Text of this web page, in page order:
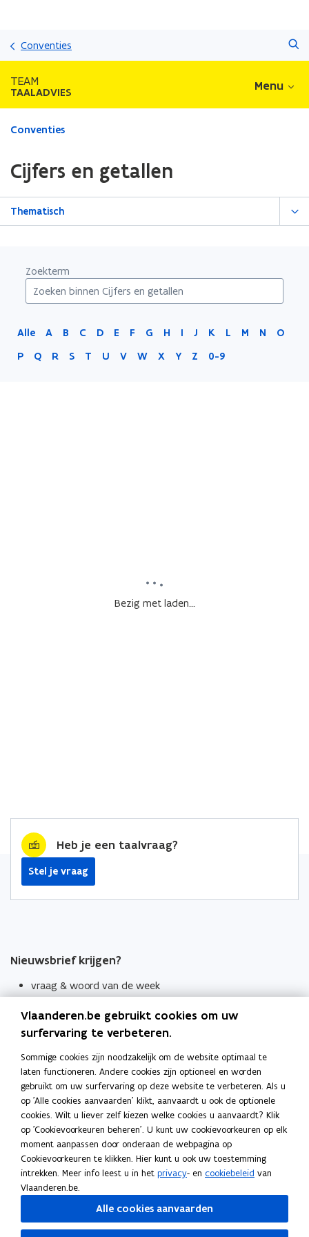
Conventies
TEAM
TAALADVIES Menu
Gedaan
bevindt
zich
op:
Cijfers
Conventies
Cijfers en getallen
Thematisch
Zoekterm
Alle A B C D E F G H I J K L M N
O
P
Q R S T U V W X Y Z 0-9
Bezig met laden...
Heb je een taalvraag?
Stel je vraag
Nieuwsbrief krijgen?
vraag & woord van de week
Schrijf je in
Thema's
Taaladviezen
Spellingregels
Tips voor duidelijke taal
Bekijk ook
Spellingtests
Boek- en webwijzer
Vlaanderen.be gebruikt cookies om uw
surfervaring te verbeteren.
Sommige cookies zijn noodzakelijk om de website optimaal te
laten functioneren. Andere cookies zijn optioneel en worden
gebruikt om uw surfervaring op deze website te verbeteren. Als u
op 'Alle cookies aanvaarden' klikt, aanvaardt u ook de optionele
cookies. Wilt u liever zelf kiezen welke cookies u aanvaardt? Klik
op 'Cookievoorkeuren beheren'. U kunt uw cookievoorkeuren op elk
moment aanpassen door onderaan de webpagina op
Cookievoorkeuren te klikken. Hier kunt u ook uw toestemming
intrekken. Meer info leest u in het privacy- en cookiebeleid van
Vlaanderen.be.
Alle cookies aanvaarden